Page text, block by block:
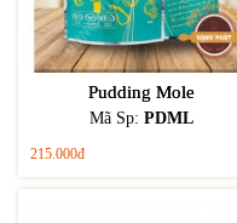
Pudding Mole
Mã Sp: PDML
215.000đ